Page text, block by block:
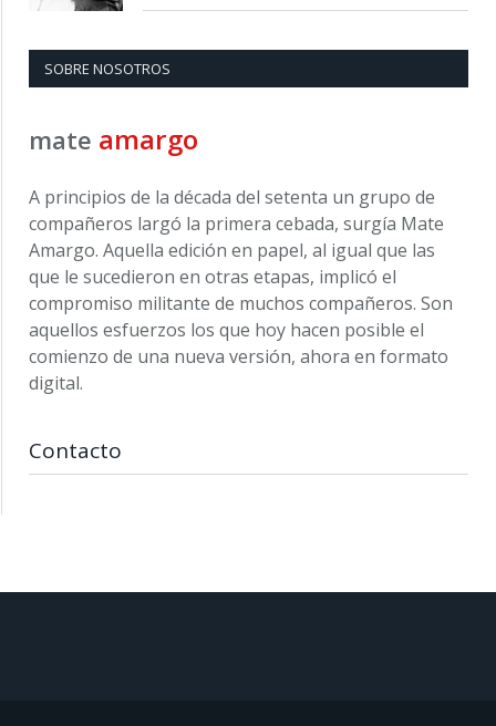
SOBRE NOSOTROS
mate amargo
A principios de la década del setenta un grupo de
compañeros largó la primera cebada, surgía Mate
Amargo. Aquella edición en papel, al igual que las
que le sucedieron en otras etapas, implicó el
compromiso militante de muchos compañeros. Son
aquellos esfuerzos los que hoy hacen posible el
comienzo de una nueva versión, ahora en formato
digital.
Contacto